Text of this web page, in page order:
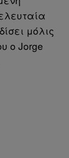
μόλις
ο Jorge